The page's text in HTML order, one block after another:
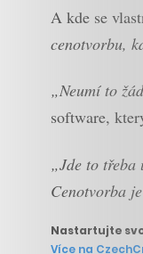
A kde se
cenotvorbu,
„Neumí to
software,
„Jde to třeba
Cenotvorba
Nastartujte
Více na